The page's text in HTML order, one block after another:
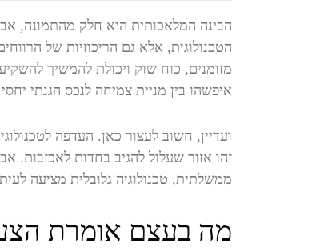
הבינה המלאכותית היא חלק מהתמונה,
הטכנולוגית, אלא גם הריכוזיות של
מזומנים, כוח שוק ויכולת להמשיך
איפשהו בין מניית צמיחה לנכס הגנתי
ועדיין, חשוב לעצור כאן. העדפה
זהו אזור שעלול להגיב בחדות לאכזבות.
ממשלתית, טכנולוגיה גלובלית מציעה
מה בעצם אומרת